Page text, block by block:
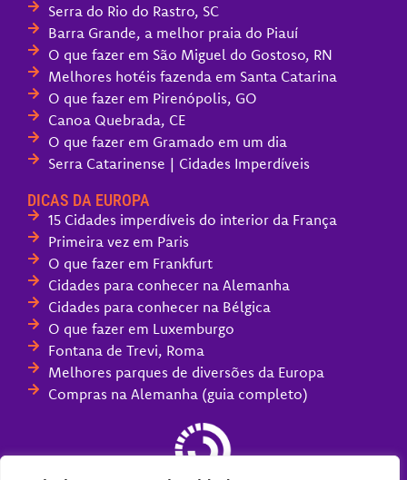
Serra do Rio do Rastro, SC
Barra Grande, a melhor praia do Piauí
O que fazer em São Miguel do Gostoso, RN
Melhores hotéis fazenda em Santa Catarina
O que fazer em Pirenópolis, GO
Canoa Quebrada, CE
O que fazer em Gramado em um dia
Serra Catarinense | Cidades Imperdíveis
DICAS DA EUROPA
15 Cidades imperdíveis do interior da França
Primeira vez em Paris
O que fazer em Frankfurt
Cidades para conhecer na Alemanha
Cidades para conhecer na Bélgica
O que fazer em Luxemburgo
Fontana de Trevi, Roma
Melhores parques de diversões da Europa
Compras na Alemanha (guia completo)